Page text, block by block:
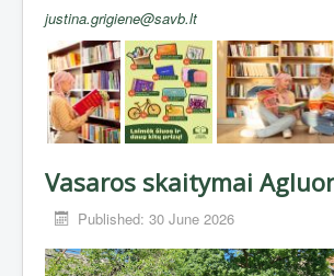
justina.grigiene@savb.lt
Vasaros skaitymai
Published: 30 June 2026